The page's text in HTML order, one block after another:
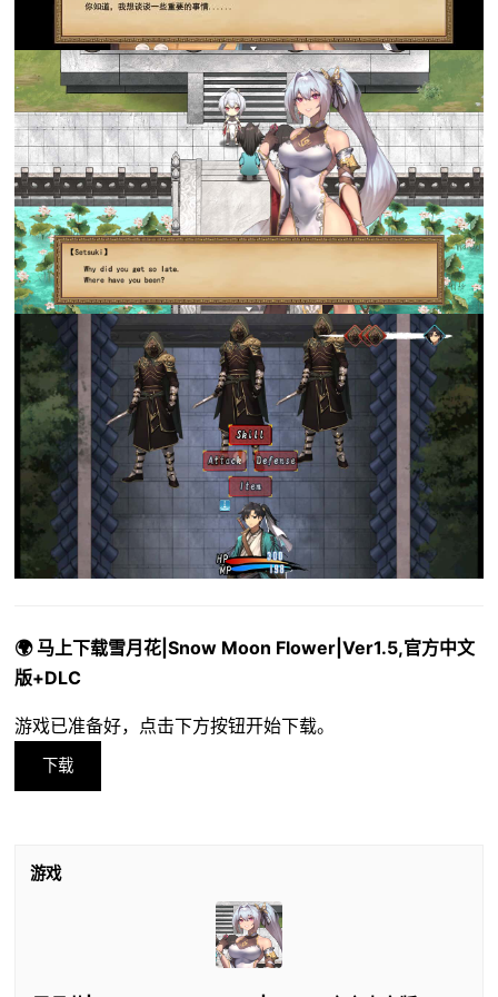
🌍 马上下载雪月花|Snow Moon Flower|Ver1.5,官方中文
版+DLC
游戏已准备好，点击下方按钮开始下载。
下载
游戏